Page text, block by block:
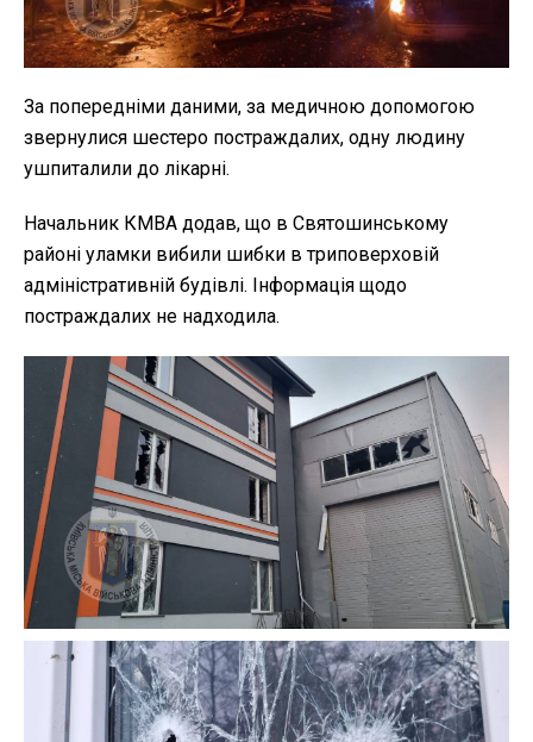
За попередніми даними, за медичною допомогою
звернулися шестеро постраждалих, одну людину
ушпиталили до лікарні.
Начальник КМВА додав, що в Святошинському
районі уламки вибили шибки в триповерховій
адміністративній будівлі. Інформація щодо
постраждалих не надходила.